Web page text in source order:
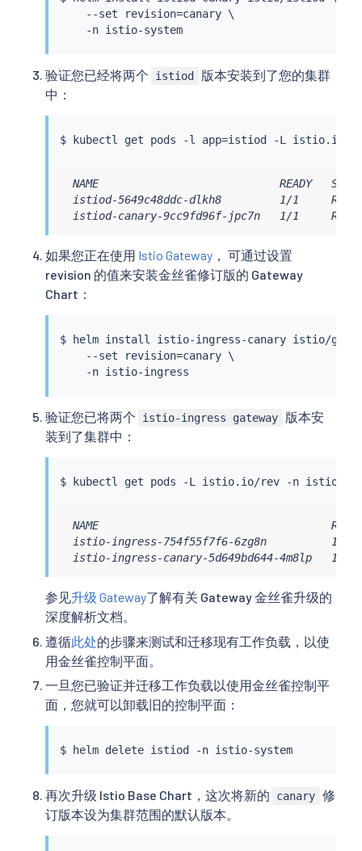
    --set revision
=canary \
    -n istio-system
验证您已经将两个 istiod
版本安装到了您的集群
中：
$ kubectl get pods -l app=
NAME                            READY
istiod-5649c48ddc-dlkh8         1/1
istiod-canary-9cc9fd96f-jpc7n   1/1
如果您正在使用 Istio Gateway ， 可通过设置
revision 的值来安装金丝雀修订版的 Gateway
Chart：
$ helm install
istio-ingress-canary istio/
    --set revision
=canary \
验证您已将两个 istio-ingress gateway
版本安
装到了集群中：
$ kubectl
NAME
istio-ingress-754f55f7f6-6zg8n          1/1
istio-ingress-canary-5d649bd644-4m8lp   1/1
参见升级 Gateway了解有关 Gateway 金丝雀升级的
深度解析文档。
遵循此处的步骤来测试和迁移现有工作负载，以使
用金丝雀控制平面。
一旦您已验证并迁移工作负载以使用金丝雀控制平
面，您就可以卸载旧的控制平面：
$ helm delete istiod -n istio-system
再次升级 Istio Base Chart，这次将新的 canary 修
订版本设为集群范围的默认版本。